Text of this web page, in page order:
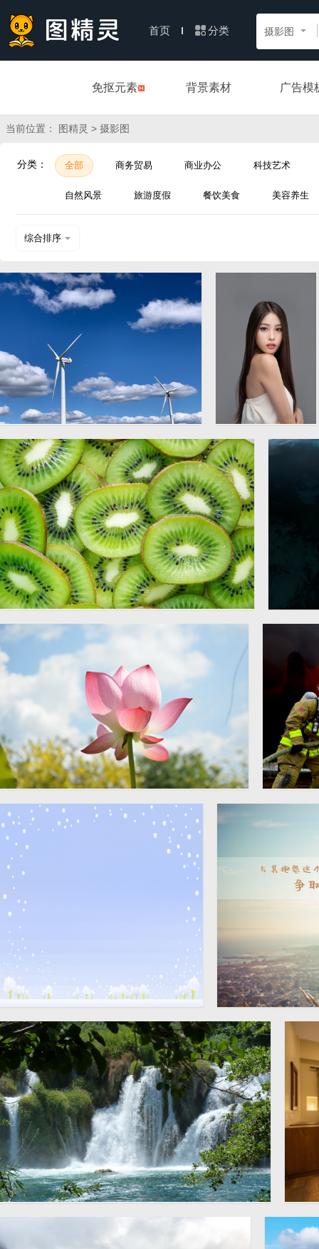
首页 分类 摄影图
免抠元素 背景素材 广告模
当前位置： 图精灵 > 摄影图
分类： 全部 商务贸易 商业办公 科技艺术
自然风景 旅游度假 餐饮美食 美容养生
综合排序
近期上传
高大的风车图片 4032 × 3024 韩国美女人体模
特写真图片
绿色猕猴桃切片图片
小清新荷花图片 4928 × 3264
冬季梦幻飘雪背景图片
3600 × 3600
励志正能量语录